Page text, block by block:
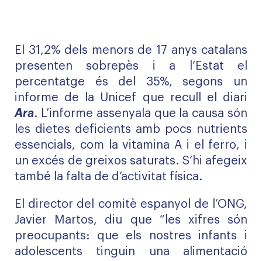
El 31,2% dels menors de 17 anys catalans
presenten sobrepès i a l’Estat el
percentatge és del 35%, segons un
informe de la Unicef que recull el diari
Ara. L’informe assenyala que la causa són
les dietes deficients amb pocs nutrients
essencials, com la vitamina A i el ferro, i
un excés de greixos saturats. S’hi afegeix
també la falta de d’activitat física.
El director del comitè espanyol de l’ONG,
Javier Martos, diu que “les xifres són
preocupants: que els nostres infants i
adolescents tinguin una alimentació